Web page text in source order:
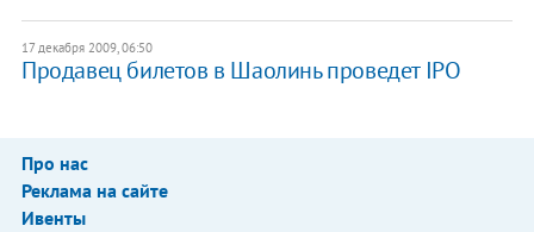
17 декабря 2009, 06:50
Продавец билетов в Шаолинь проведет IPO
Про нас
Реклама на сайте
Ивенты